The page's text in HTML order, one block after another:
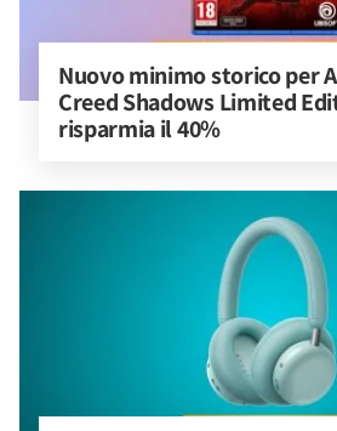
Nuovo minimo storico per
Creed Shadows Limited
risparmia il 40%